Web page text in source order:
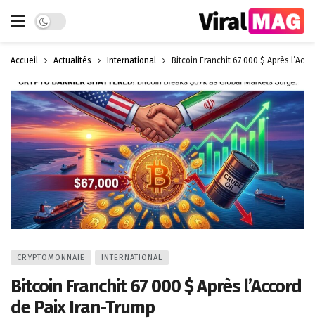
Dark mode
Accueil Actualités International Bitcoin Franchit 67 000 $ Après
CRYPTOMONNAIE INTERNATIONAL
Bitcoin Franchit 67 000 $ Après l’Accord
de Paix Iran-Trump